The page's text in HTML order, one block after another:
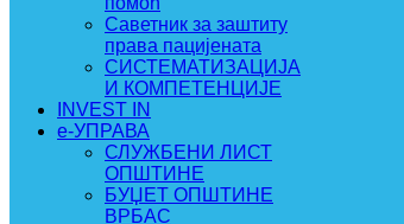
Саветник за заштиту
права пацијената
СИСТЕМАТИЗАЦИЈА
И КОМПЕТЕНЦИЈЕ
INVEST IN
e-УПРАВА
СЛУЖБЕНИ ЛИСТ
ОПШТИНЕ
БУЏЕТ ОПШТИНЕ
ВРБАС